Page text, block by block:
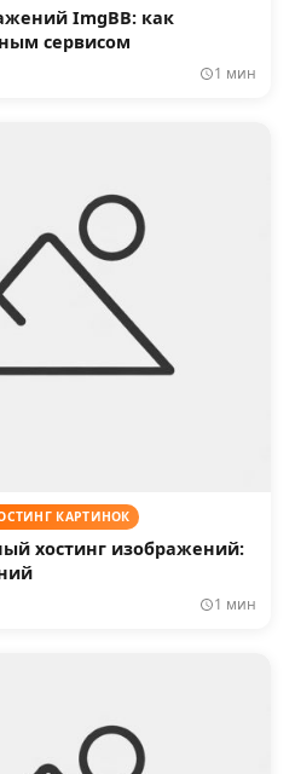
ImgBB: как
сервисом
1 мин
КАРТИНОК
хостинг изображений:
1 мин